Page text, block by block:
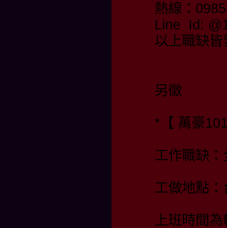
熱線：
Line Id:
以上職缺
另徵
*【 萬豪
工作職缺
工做地點
上班時間